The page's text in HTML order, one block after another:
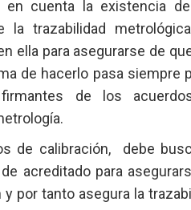
cuenta la existencia
la trazabilidad
ella para asegurarse de
de hacerlo pasa siempre
de los
de calibración, debe
acreditado para
por tanto asegura la